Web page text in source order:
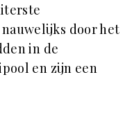
door het
in de
en zijn een